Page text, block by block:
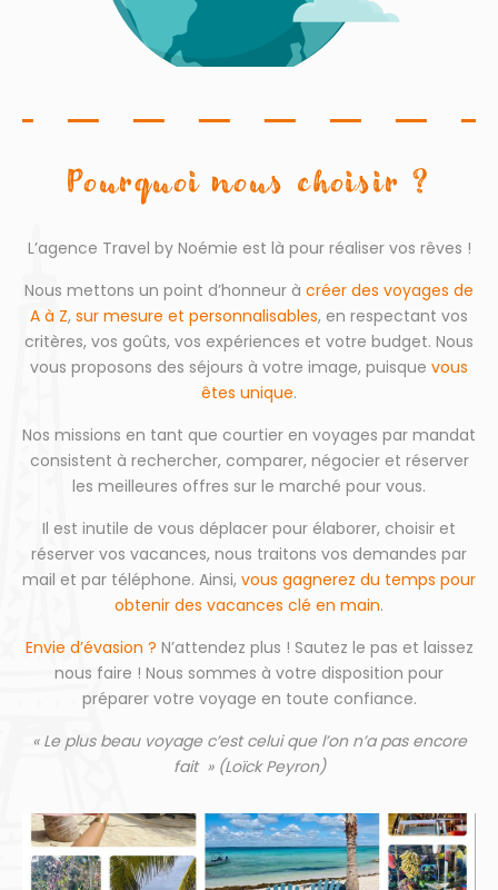
Pourquoi nous choisir ?
L’agence Travel by Noémie est là pour réaliser vos rêves !
Nous mettons un point d’honneur à créer des voyages de
A à Z, sur mesure et personnalisables, en respectant vos
critères, vos goûts, vos expériences et votre budget. Nous
vous proposons des séjours à votre image, puisque vous
êtes unique.
Nos missions en tant que courtier en voyages par mandat
consistent à rechercher, comparer, négocier et réserver
les meilleures offres sur le marché pour vous.
Il est inutile de vous déplacer pour élaborer, choisir et
réserver vos vacances, nous traitons vos demandes par
mail et par téléphone. Ainsi, vous gagnerez du temps pour
obtenir des vacances clé en main.
Envie d’évasion ? N’attendez plus ! Sautez le pas et laissez
nous faire ! Nous sommes à votre disposition pour
préparer votre voyage en toute confiance.
« Le plus beau voyage c’est celui que l’on n’a pas encore
fait » (Loïck Peyron)